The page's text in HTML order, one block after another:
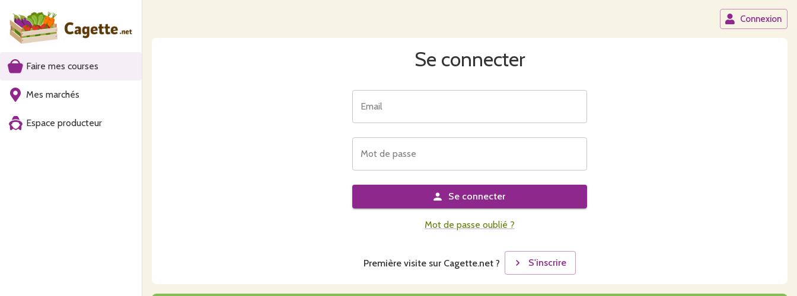
Faire mes courses
Mes marchés
Espace producteur
Connexion
Se connecter
Email
Mot de passe
Se connecter
Mot de passe oublié ?
Première visite sur Cagette.net ? S'inscrire